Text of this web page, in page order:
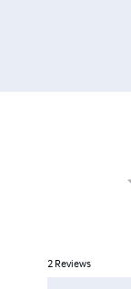
2 Reviews